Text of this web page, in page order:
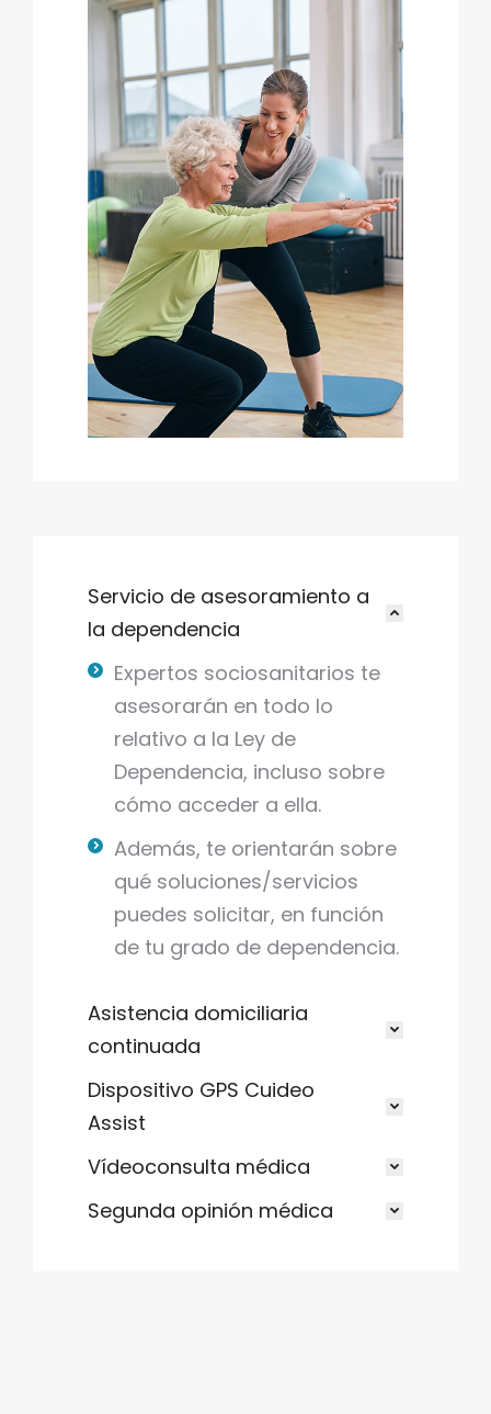
Servicio de asesoramiento a
la dependencia
Expertos sociosanitarios te
asesorarán en todo lo
relativo a la Ley de
Dependencia, incluso sobre
cómo acceder a ella.
Además, te orientarán sobre
qué soluciones/servicios
puedes solicitar, en función
de tu grado de dependencia.
Asistencia domiciliaria
continuada
Dispositivo GPS Cuideo
Assist
Vídeoconsulta médica
Segunda opinión médica